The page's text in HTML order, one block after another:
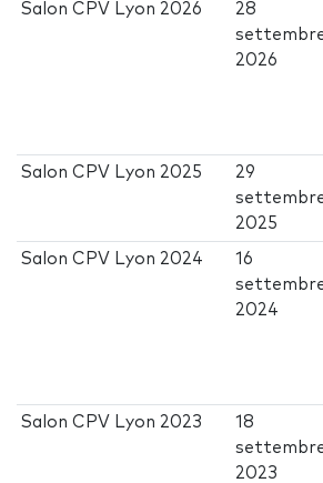
Salon CPV Lyon 2026
28
2026
Salon CPV Lyon 2025
29
2025
Salon CPV Lyon 2024
16
2024
Salon CPV Lyon 2023
18
2023